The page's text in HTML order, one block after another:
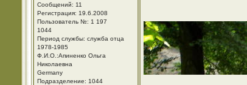
Сообщений: 11
Регистрация: 19.6.2008
Пользователь №: 1 197
1044
Период службы: служба отца
1978-1985
Ф.И.О.:Апиненко Ольга
Николаевна
Germany
Подразделение: 1044